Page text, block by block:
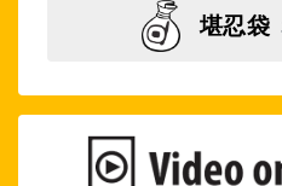
堪忍袋